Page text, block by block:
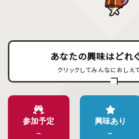
あなたの興味はどれぐ
クリックしてみんなにおしえ
参加予定
–
興味あり
–